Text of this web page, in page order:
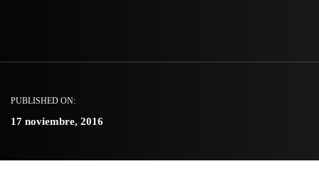
PUBLISHED ON:
17 noviembre, 2016